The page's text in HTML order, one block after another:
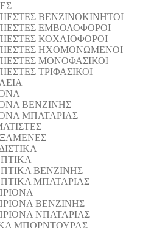
ΒΕΝΖΙΝΟΚΙΝΗΤΟΙ
ΕΜΒΟΛΟΦΟΡΟΙ
ΚΟΧΛΙΟΦΟΡΟΙ
ΗΧΟΜΟΝΩΜΕΝΟΙ
ΜΟΝΟΦΑΣΙΚΟΙ
ΤΡΙΦΑΣΙΚΟΙ
ΒΕΝΖΙΝΗΣ
ΜΠΑΤΑΡΙΑΣ
ΒΕΝΖΙΝΗΣ
ΜΠΑΤΑΡΙΑΣ
ΒΕΝΖΙΝΗΣ
ΝΠΑΤΑΡΙΑΣ
ΜΠΟΡΝΤΟΥΡΑΣ